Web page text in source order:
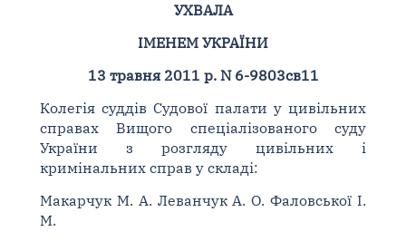
УХВАЛА
ІМЕНЕМ УКРАЇНИ
13 травня 2011 р. N 6-9803св11
Колегія суддів Судової палати у цивільних
справах Вищого спеціалізованого суду
України з розгляду цивільних і
кримінальних справ у складі:
Макарчук М. А. Леванчук А. О. Фаловської І.
М.